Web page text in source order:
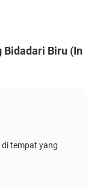
Bidadari Biru (In
tempat yang